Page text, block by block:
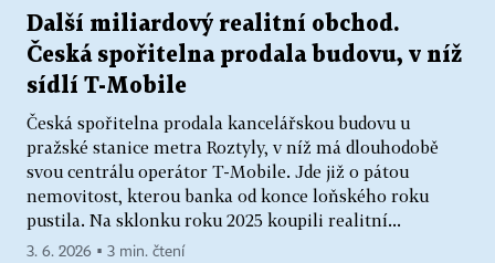
Další miliardový realitní obchod.
Česká spořitelna prodala budovu, v níž
sídlí T-Mobile
Česká spořitelna prodala kancelářskou budovu u
pražské stanice metra Roztyly, v níž má dlouhodobě
svou centrálu operátor T-Mobile. Jde již o pátou
nemovitost, kterou banka od konce loňského roku
pustila. Na sklonku roku 2025 koupili realitní...
3. 6. 2026 ▪ 3 min. čtení